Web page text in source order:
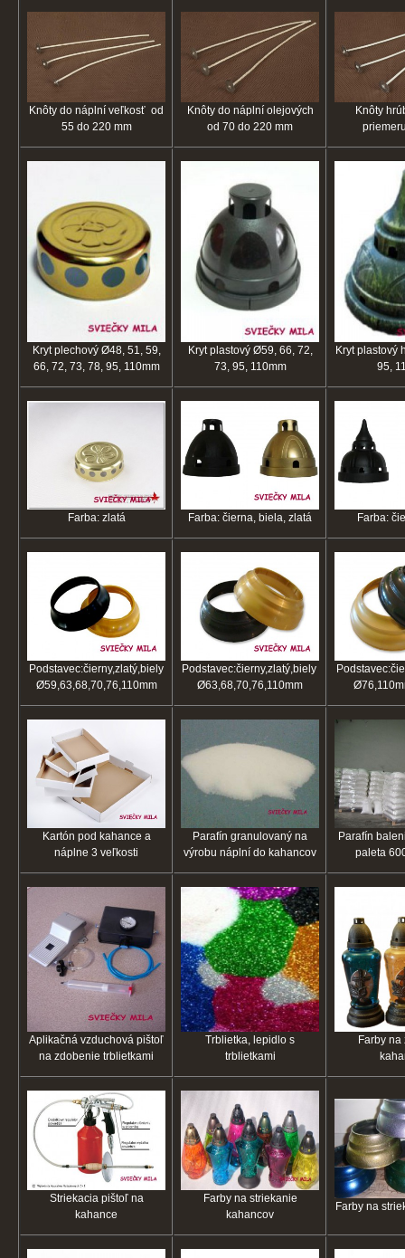
Knôty do náplní veľkosť od
55 do 220 mm
Knôty do náplní olejových
od 70 do 220 mm
Knôty
Kryt plechový Ø48, 51, 59,
66, 72, 73, 78, 95, 110mm
Kryt plastový Ø59, 66, 72,
73, 95, 110mm
Kryt plastový
95,
Farba: zlatá Farba: čierna, biela, zlatá Farba:
Podstavec:čierny,zlatý,biely
Ø59,63,68,70,76,110mm
Podstavec:čierny,zlatý,biely
Ø63,68,70,76,110mm
Kartón pod kahance a
náplne 3 veľkosti
Parafín granulovaný na
výrobu náplní do kahancov
Parafín
paleta
Aplikačná vzduchová pištoľ
na zdobenie trblietkami
Trblietka, lepidlo s
trblietkami
Farby
Striekacia pištoľ na
kahance
Farby na striekanie
kahancov
Farby na